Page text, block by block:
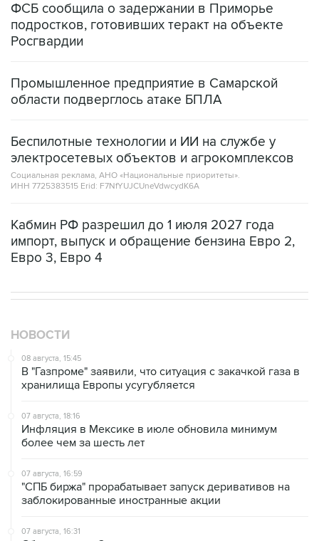
ФСБ сообщила о задержании в Приморье
подростков, готовивших теракт на объекте
Росгвардии
Промышленное предприятие в Самарской
области подверглось атаке БПЛА
Беспилотные технологии и ИИ на службе у
электросетевых объектов и агрокомплексов
Социальная реклама, АНО «Национальные приоритеты».
ИНН 7725383515 Erid: F7NfYUJCUneVdwcydK6A
Кабмин РФ разрешил до 1 июля 2027 года
импорт, выпуск и обращение бензина Евро 2,
Евро 3, Евро 4
НОВОСТИ
08 августа, 15:45
В "Газпроме" заявили, что ситуация с закачкой газа в
хранилища Европы усугубляется
07 августа, 18:16
Инфляция в Мексике в июле обновила минимум
более чем за шесть лет
07 августа, 16:59
"СПБ биржа" прорабатывает запуск деривативов на
заблокированные иностранные акции
07 августа, 16:31